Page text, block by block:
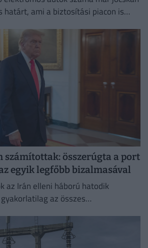
határt, ami a biztosítási piacon is
számítottak: összerúgta a port
egyik legfőbb bizalmasával
az Irán elleni háború hatodik
az összes